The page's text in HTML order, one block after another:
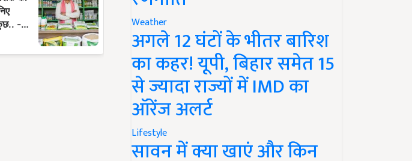
Weather
अगले 12 घंटों के भीतर बारिश
का कहर! यूपी, बिहार समेत 15
से ज्यादा राज्यों में IMD का
ऑरेंज अलर्ट
Lifestyle
सावन में क्या खाएं और किन